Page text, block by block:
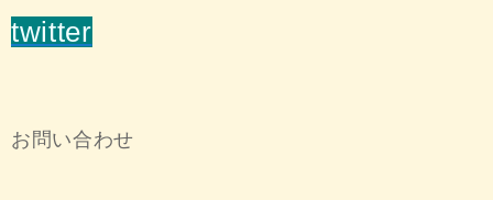
twitter
お問い合わせ